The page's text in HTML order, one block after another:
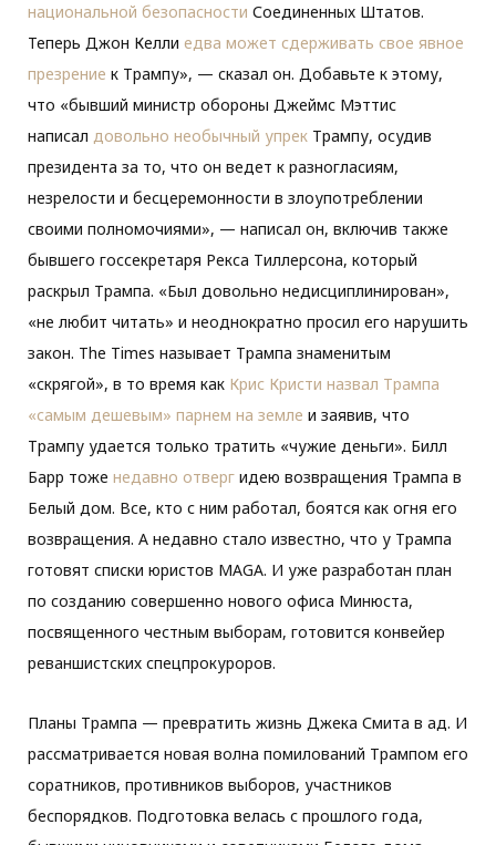
национальной безопасности Соединенных Штатов.
Теперь Джон Келли едва может сдерживать свое явное
презрение к Трампу», — сказал он. Добавьте к этому,
что «бывший министр обороны Джеймс Мэттис
написал довольно необычный упрек Трампу, осудив
президента за то, что он ведет к разногласиям,
незрелости и бесцеремонности в злоупотреблении
своими полномочиями», — написал он, включив также
бывшего госсекретаря Рекса Тиллерсона, который
раскрыл Трампа. «Был довольно недисциплинирован»,
«не любит читать» и неоднократно просил его нарушить
закон. The Times называет Трампа знаменитым
«скрягой», в то время как Крис Кристи назвал Трампа
«самым дешевым» парнем на земле и заявив, что
Трампу удается только тратить «чужие деньги». Билл
Барр тоже недавно отверг идею возвращения Трампа в
Белый дом. Все, кто с ним работал, боятся как огня его
возвращения. А недавно стало известно, что у Трампа
готовят списки юристов МАGА. И уже разработан план
по созданию совершенно нового офиса Минюста,
посвященного честным выборам, готовится конвейер
реваншистских спецпрокуроров.
Планы Трампа — превратить жизнь Джека Смита в ад. И
рассматривается новая волна помилований Трампом его
соратников, противников выборов, участников
беспорядков. Подготовка велась с прошлого года,